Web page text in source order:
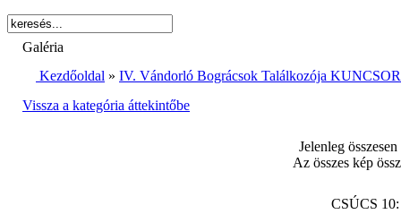
Galéria
Kezdőoldal » IV. Vándorló Bográcsok Találkozója
Vissza a kategória áttekintőbe
Jelenleg
Az összes kép
CSÚCS